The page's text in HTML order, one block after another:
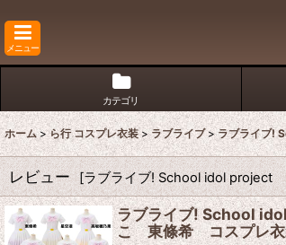
メニュー
カテゴリ
ホーム > ら行 コスプレ衣装 > ラブライブ > ラブライブ!
レビュー [ラブライブ! School idol
ラブライブ! School
こ 東條希 コスプレ